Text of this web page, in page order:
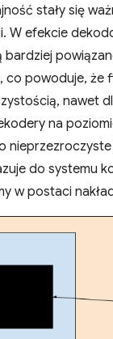
stały się
W efekcie
co powoduje, że
nawet
na
do systemu
w postaci